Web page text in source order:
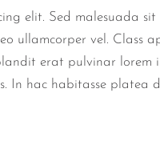
elit. Sed malesuada
ullamcorper vel.
erat pulvinar lorem
In hac habitasse